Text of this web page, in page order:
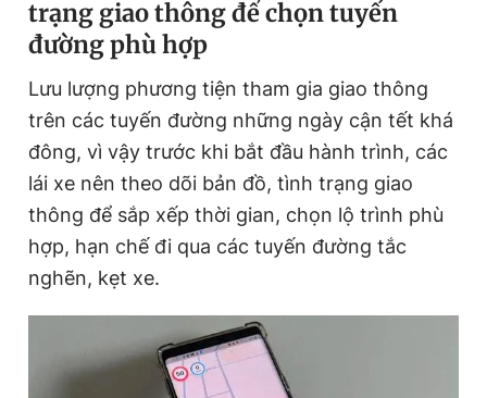
trạng giao thông để chọn tuyến
đường phù hợp
Lưu lượng phương tiện tham gia giao thông
trên các tuyến đường những ngày cận tết khá
đông, vì vậy trước khi bắt đầu hành trình, các
lái xe nên theo dõi bản đồ, tình trạng giao
thông để sắp xếp thời gian, chọn lộ trình phù
hợp, hạn chế đi qua các tuyến đường tắc
nghẽn, kẹt xe.